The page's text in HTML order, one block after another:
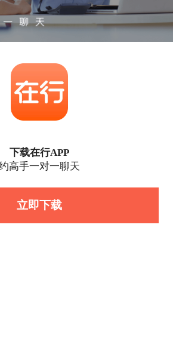
下载在行APP
高手一对一聊天
立即下载